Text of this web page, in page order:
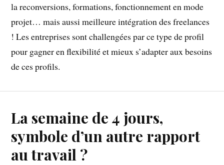
la reconversions, formations, fonctionnement en mode
projet… mais aussi meilleure intégration des freelances
! Les entreprises sont challengées par ce type de profil
pour gagner en flexibilité et mieux s’adapter aux besoins
de ces profils.
La semaine de 4 jours,
symbole d’un autre rapport
au travail ?